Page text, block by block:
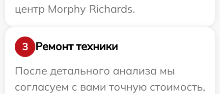
центр Morphy Richards.
3
Ремонт техники
После детального анализа мы
согласуем с вами точную стоимость,